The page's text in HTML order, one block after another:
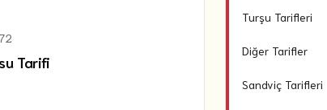
Tarifi
Turşu Tarifleri
Diğer Tarifler
Sandviç Tarifleri